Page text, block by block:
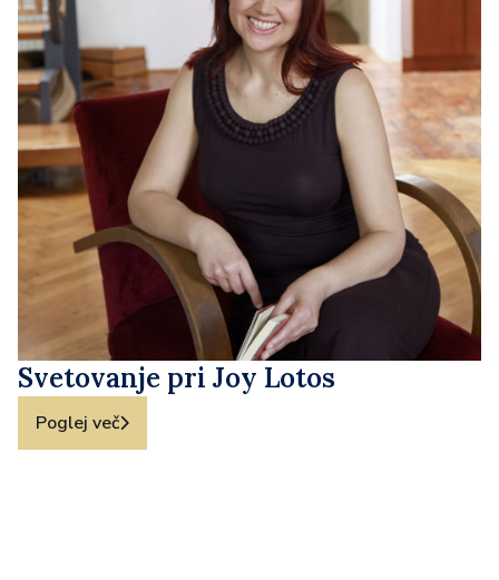
Svetovanje pri Joy Lotos
Poglej več